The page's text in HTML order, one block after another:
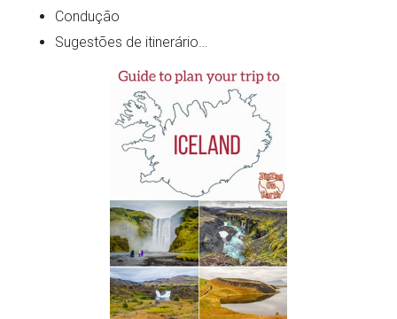
Condução
Sugestões de itinerário…